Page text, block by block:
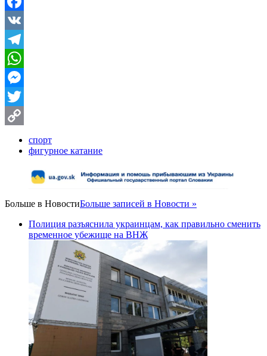
Facebook
VK
Telegram
WhatsApp
Messenger
Twitter
Link
спорт
фигурное катание
Больше в НовостиБольше записей в Новости »
Полиция разъяснила украинцам, как правильно сменить
временное убежище на ВНЖ